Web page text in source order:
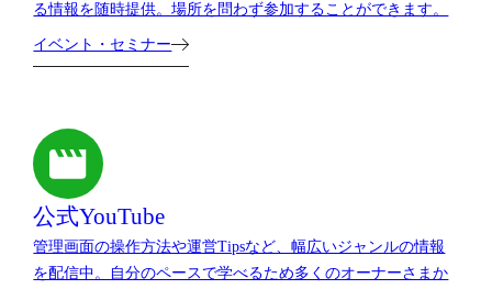
る情報を随時提供。場所を問わず参加することができます。
イベント・セミナー
公式YouTube
管理画面の操作方法や運営Tipsなど、幅広いジャンルの情報
を配信中。自分のペースで学べるため多くのオーナーさまか